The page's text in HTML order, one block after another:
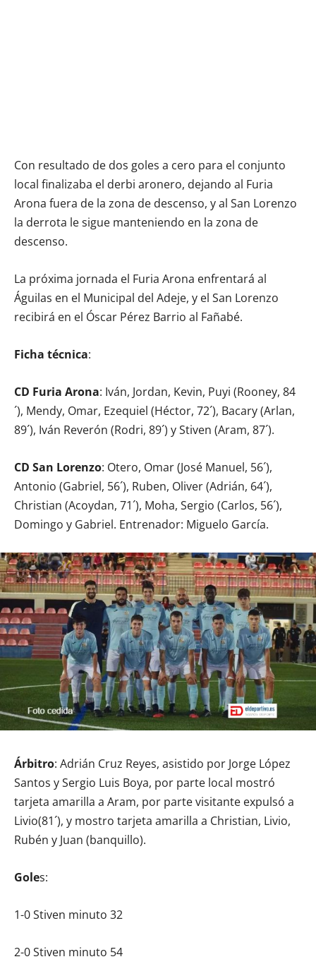
Con resultado de dos goles a cero para el conjunto
local finalizaba el derbi aronero, dejando al Furia
Arona fuera de la zona de descenso, y al San Lorenzo
la derrota le sigue manteniendo en la zona de
descenso.
La próxima jornada el Furia Arona enfrentará al
Águilas en el Municipal del Adeje, y el San Lorenzo
recibirá en el Óscar Pérez Barrio al Fañabé.
Ficha técnica:
CD Furia Arona: Iván, Jordan, Kevin, Puyi (Rooney, 84
´), Mendy, Omar, Ezequiel (Héctor, 72´), Bacary (Arlan,
89´), Iván Reverón (Rodri, 89´) y Stiven (Aram, 87´).
CD San Lorenzo: Otero, Omar (José Manuel, 56´),
Antonio (Gabriel, 56´), Ruben, Oliver (Adrián, 64´),
Christian (Acoydan, 71´), Moha, Sergio (Carlos, 56´),
Domingo y Gabriel. Entrenador: Miguelo García.
Árbitro: Adrián Cruz Reyes, asistido por Jorge López
Santos y Sergio Luis Boya, por parte local mostró
tarjeta amarilla a Aram, por parte visitante expulsó a
Livio(81´), y mostro tarjeta amarilla a Christian, Livio,
Rubén y Juan (banquillo).
Goles:
1-0 Stiven minuto 32
2-0 Stiven minuto 54